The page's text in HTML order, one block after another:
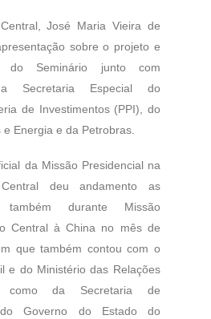
José Maria Vieira de
sobre o projeto e
Seminário junto com
Secretaria Especial do
de Investimentos (PPI), do
Energia e da Petrobras.
da Missão Presidencial na
deu andamento as
durante Missão
Central à China no mês de
que também contou com o
e do Ministério das Relações
como da Secretaria de
do Governo do Estado do